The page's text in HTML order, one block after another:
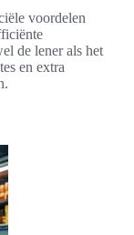
voordelen
de lener als het
en extra